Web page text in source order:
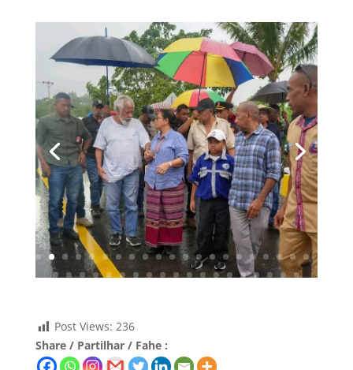
Post Views: 236
Share / Partilhar / Fahe :